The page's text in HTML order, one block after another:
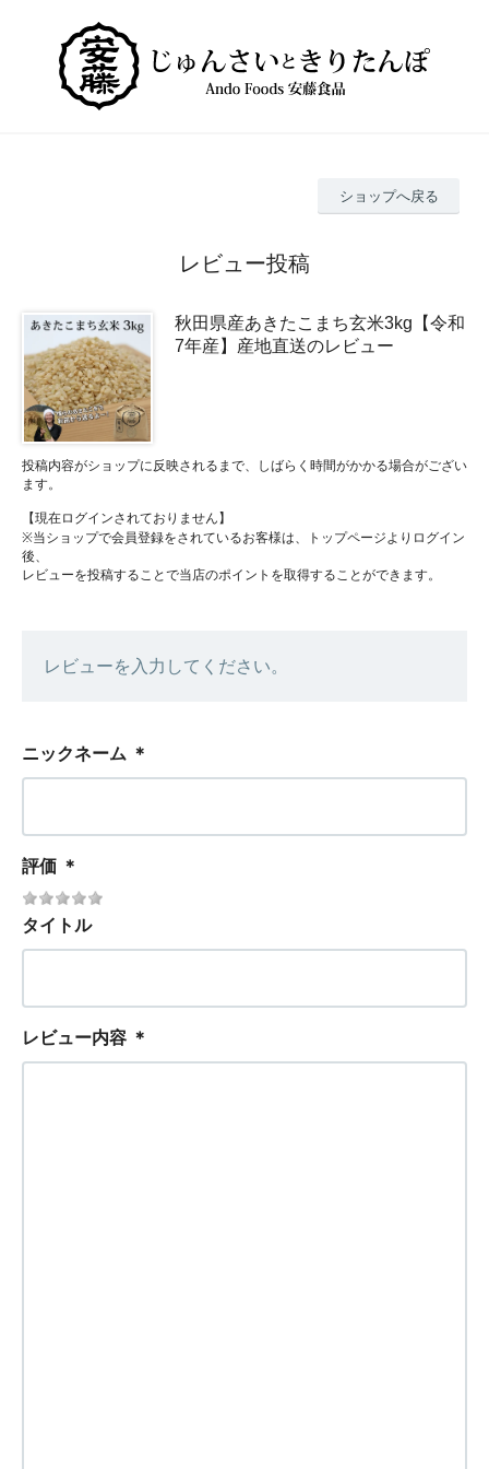
ショップへ戻る
レビュー投稿
秋田県産あきたこまち玄米3kg【令和
7年産】産地直送のレビュー
投稿内容がショップに反映されるまで、しばらく時間がかかる場合がござい
ます。
【現在ログインされておりません】
※当ショップで会員登録をされているお客様は、トップページよりログイン
後、
レビューを投稿することで当店のポイントを取得することができます。
レビューを入力してください。
ニックネーム ＊
評価 ＊
タイトル
レビュー内容 ＊